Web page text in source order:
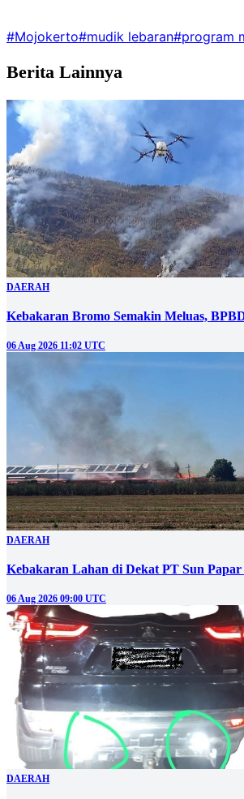
#Mojokerto#mudik lebaran#program
Berita Lainnya
DAERAH
Kebakaran Bromo Semakin Meluas,
06 Aug 2026 11:02 UTC
DAERAH
Kebakaran Lahan di Dekat PT Sun
06 Aug 2026 09:00 UTC
DAERAH